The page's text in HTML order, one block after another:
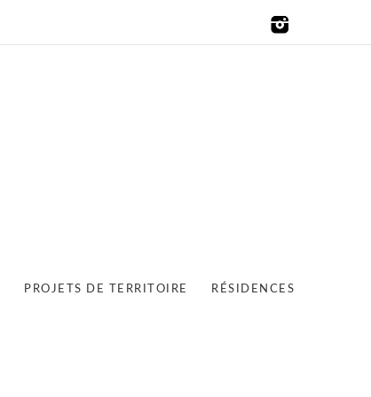
PROJETS DE TERRITOIRE RÉSIDENCES